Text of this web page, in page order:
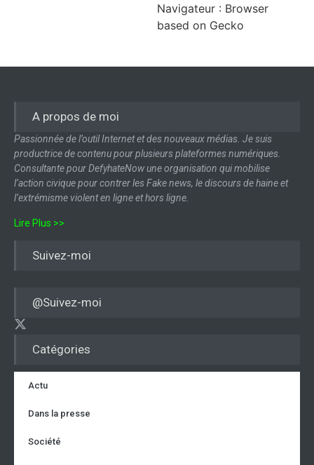
Navigateur : Browser
based on Gecko
Catégories
Actu
Dans la presse
Société
A propos de moi
Passionnée de l’outil Internet et des nouveaux médias. Je suis
productrice de contenu pour plusieurs plateformes numériques.
Consultante pour DefyhateNow une organisation qui mobilise
l’action civique pour contrer les Fake news, le discours de haine et
l’extrémisme violent en ligne et hors ligne.
Lire Plus >>
Suivez-moi
@Suivez-moi